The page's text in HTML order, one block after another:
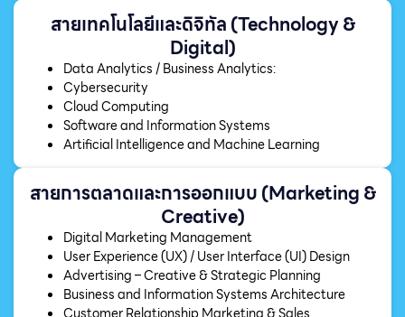
สายเทคโนโลยีและดิจิทัล (Technology &
Digital)
Data Analytics / Business Analytics:
Cybersecurity
Cloud Computing
Software and Information Systems
Artificial Intelligence and Machine Learning
สายการตลาดและการออกแบบ (Marketing &
Creative)
Digital Marketing Management
User Experience (UX) / User Interface (UI) Design
Advertising – Creative & Strategic Planning
Business and Information Systems Architecture